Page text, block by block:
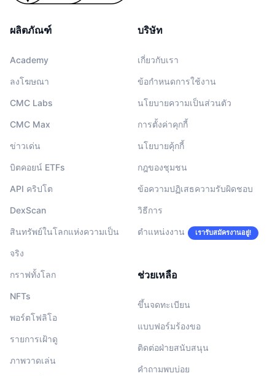
ผลิตภัณฑ์
Academy
ลงโฆษณา
CMC Labs
CMC Max
ข่าวเด่น
บิตคอยน์ ETFs
API คริปโต
DexScan
สินทรัพย์ในโลกแห่งความเป็น
จริง
กราฟทั้งโลก
NFTs
พอร์ตโฟลิโอ
รายการเฝ้าดู
ภาพวาดเล่น
บริษัท
เกี่ยวกับเรา
ข้อกำหนดการใช้งาน
นโยบายความเป็นส่วนตัว
การตั้งค่าคุกกี้
นโยบายคุ้กกี้
กฎของชุมชน
ข้อความปฏิเสธความรับผิดชอบ
วิธีการ
ตำแหน่งงาน เรารับสมัครงานอยู่!
ช่วยเหลือ
ขึ้นจดทะเบียน
แบบฟอร์มร้องขอ
ติดต่อฝ่ายสนับสนุน
คำถามพบบ่อย